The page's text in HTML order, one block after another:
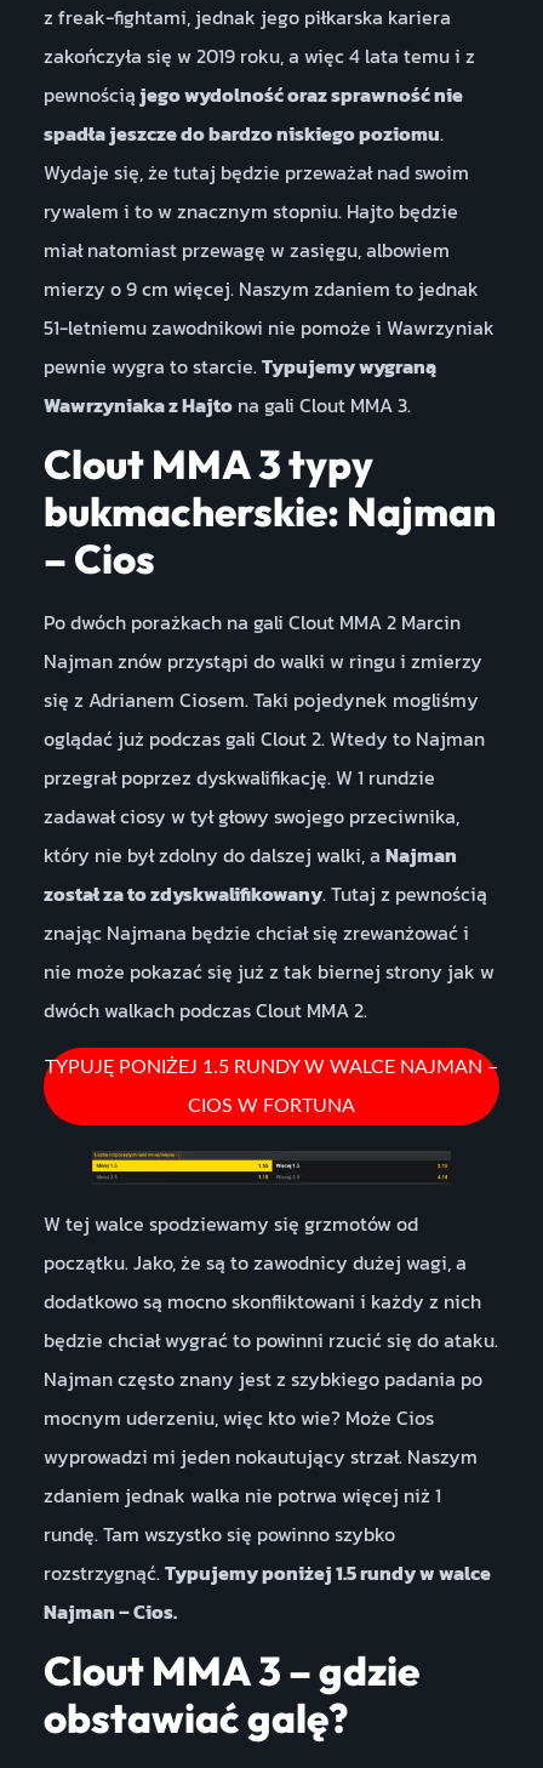
z freak-fightami, jednak jego piłkarska kariera
zakończyła się w 2019 roku, a więc 4 lata temu i z
pewnością jego wydolność oraz sprawność nie
spadła jeszcze do bardzo niskiego poziomu.
Wydaje się, że tutaj będzie przeważał nad swoim
rywalem i to w znacznym stopniu. Hajto będzie
miał natomiast przewagę w zasięgu, albowiem
mierzy o 9 cm więcej. Naszym zdaniem to jednak
51-letniemu zawodnikowi nie pomoże i Wawrzyniak
pewnie wygra to starcie.Typujemy wygraną
Wawrzyniaka z Hajtona gali Clout MMA 3.
Clout MMA 3 typy
bukmacherskie: Najman
– Cios
Po dwóch porażkach na gali Clout MMA 2 Marcin
Najman znów przystąpi do walki w ringu i zmierzy
się z Adrianem Ciosem. Taki pojedynek mogliśmy
oglądać już podczas gali Clout 2. Wtedy to Najman
przegrał poprzez dyskwalifikację. W 1 rundzie
zadawał ciosy w tył głowy swojego przeciwnika,
który nie był zdolny do dalszej walki, a Najman
został za to zdyskwalifikowany. Tutaj z pewnością
znając Najmana będzie chciał się zrewanżować i
nie może pokazać się już z tak biernej strony jak w
dwóch walkach podczas Clout MMA 2.
TYPUJĘ PONIŻEJ 1.5 RUNDY W WALCE NAJMAN –
CIOS W FORTUNA
W tej walce spodziewamy się grzmotów od
początku. Jako, że są to zawodnicy dużej wagi, a
dodatkowo są mocno skonfliktowani i każdy z nich
będzie chciał wygrać to powinni rzucić się do ataku.
Najman często znany jest z szybkiego padania po
mocnym uderzeniu, więc kto wie? Może Cios
wyprowadzi mi jeden nokautujący strzał. Naszym
zdaniem jednak walka nie potrwa więcej niż 1
rundę. Tam wszystko się powinno szybko
rozstrzygnąć.Typujemy poniżej 1.5 rundy w walce
Najman – Cios.
Clout MMA 3 – gdzie
obstawiać galę?